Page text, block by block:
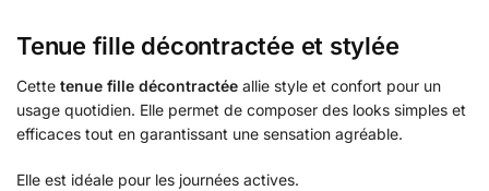
Tenue fille décontractée et stylée
Cette tenue fille décontractée allie style et confort pour un
usage quotidien. Elle permet de composer des looks simples et
efficaces tout en garantissant une sensation agréable.
Elle est idéale pour les journées actives.